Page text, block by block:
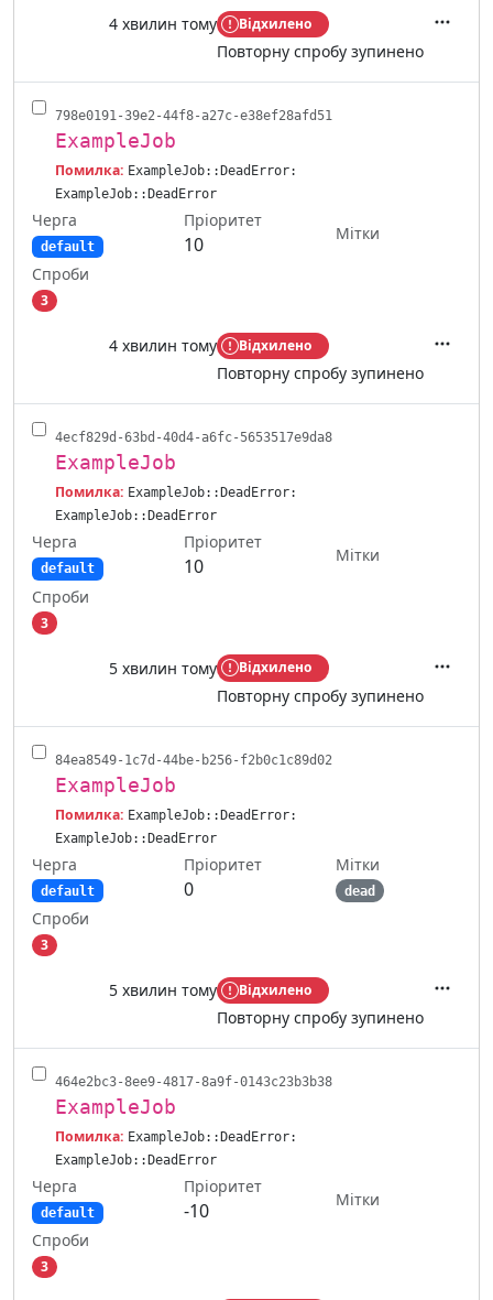
4 хвилин тому Відхилено
Повторну спробу зупинено
798e0191-39e2-44f8-a27c-e38ef28afd51
ExampleJob
Помилка: ExampleJob::DeadError:
ExampleJob::DeadError
Черга
default
Пріоритет
10
Мітки
Спроби
3
4 хвилин тому Відхилено
Повторну спробу зупинено
4ecf829d-63bd-40d4-a6fc-5653517e9da8
ExampleJob
Помилка: ExampleJob::DeadError:
ExampleJob::DeadError
Черга
default
Пріоритет
10
Мітки
Спроби
3
5 хвилин тому Відхилено
Повторну спробу зупинено
84ea8549-1c7d-44be-b256-f2b0c1c89d02
ExampleJob
Помилка: ExampleJob::DeadError:
ExampleJob::DeadError
Черга
default
Пріоритет
0
Мітки
dead
Спроби
3
5 хвилин тому Відхилено
Повторну спробу зупинено
464e2bc3-8ee9-4817-8a9f-0143c23b3b38
ExampleJob
Помилка: ExampleJob::DeadError:
ExampleJob::DeadError
Черга
default
Пріоритет
-10
Мітки
Спроби
3